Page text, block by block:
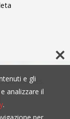
cookies.
e gli
analizzare il
.